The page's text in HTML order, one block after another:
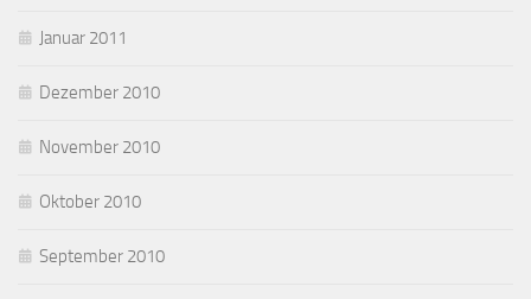
Januar 2011
Dezember 2010
November 2010
Oktober 2010
September 2010